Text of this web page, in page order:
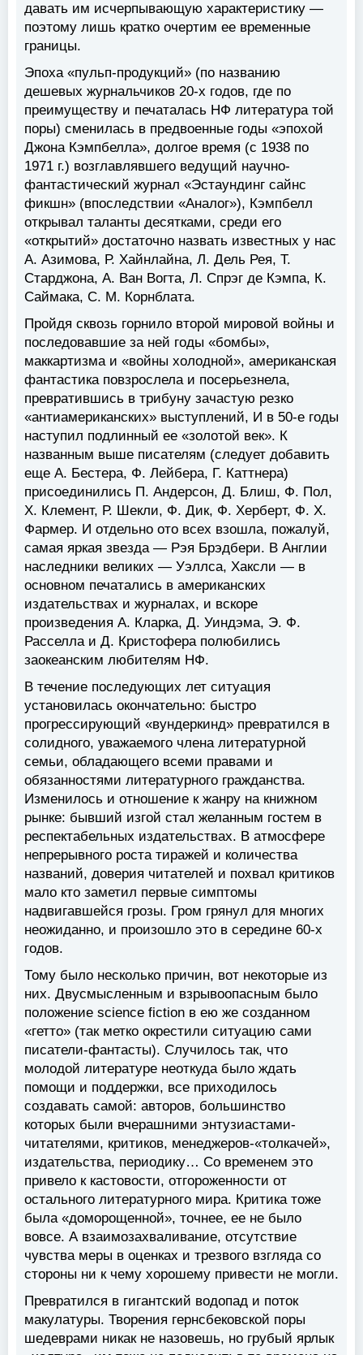
давать им исчерпывающую характеристику —
поэтому лишь кратко очертим ее временные
границы.
Эпоха «пульп-продукций» (по названию
дешевых журнальчиков 20-х годов, где по
преимуществу и печаталась НФ литература той
поры) сменилась в предвоенные годы «эпохой
Джона Кэмпбелла», долгое время (с 1938 по
1971 г.) возглавлявшего ведущий научно-
фантастический журнал «Эстаундинг сайнс
фикшн» (впоследствии «Аналог»), Кэмпбелл
открывал таланты десятками, среди его
«открытий» достаточно назвать известных у нас
А. Азимова, Р. Хайнлайна, Л. Дель Рея, Т.
Старджона, А. Ван Вогта, Л. Спрэг де Кэмпа, К.
Саймака, С. М. Корнблата.
Пройдя сквозь горнило второй мировой войны и
последовавшие за ней годы «бомбы»,
маккартизма и «войны холодной», американская
фантастика повзрослела и посерьезнела,
превратившись в трибуну зачастую резко
«антиамериканских» выступлений, И в 50-е годы
наступил подлинный ее «золотой век». К
названным выше писателям (следует добавить
еще А. Бестера, Ф. Лейбера, Г. Каттнера)
присоединились П. Андерсон, Д. Блиш, Ф. Пол,
X. Клемент, Р. Шекли, Ф. Дик, Ф. Херберт, Ф. X.
Фармер. И отдельно ото всех взошла, пожалуй,
самая яркая звезда — Рэя Брэдбери. В Англии
наследники великих — Уэллса, Хаксли — в
основном печатались в американских
издательствах и журналах, и вскоре
произведения А. Кларка, Д. Уиндэма, Э. Ф.
Расселла и Д. Кристофера полюбились
заокеанским любителям НФ.
В течение последующих лет ситуация
установилась окончательно: быстро
прогрессирующий «вундеркинд» превратился в
солидного, уважаемого члена литературной
семьи, обладающего всеми правами и
обязанностями литературного гражданства.
Изменилось и отношение к жанру на книжном
рынке: бывший изгой стал желанным гостем в
респектабельных издательствах. В атмосфере
непрерывного роста тиражей и количества
названий, доверия читателей и похвал критиков
мало кто заметил первые симптомы
надвигавшейся грозы. Гром грянул для многих
неожиданно, и произошло это в середине 60-х
годов.
Тому было несколько причин, вот некоторые из
них. Двусмысленным и взрывоопасным было
положение science fiction в ею же созданном
«гетто» (так метко окрестили ситуацию сами
писатели-фантасты). Случилось так, что
молодой литературе неоткуда было ждать
помощи и поддержки, все приходилось
создавать самой: авторов, большинство
которых были вчерашними энтузиастами-
читателями, критиков, менеджеров-«толкачей»,
издательства, периодику… Со временем это
привело к кастовости, отгороженности от
остального литературного мира. Критика тоже
была «доморощенной», точнее, ее не было
вовсе. А взаимозахваливание, отсутствие
чувства меры в оценках и трезвого взгляда со
стороны ни к чему хорошему привести не могли.
Превратился в гигантский водопад и поток
макулатуры. Творения гернсбековской поры
шедеврами никак не назовешь, но грубый ярлык